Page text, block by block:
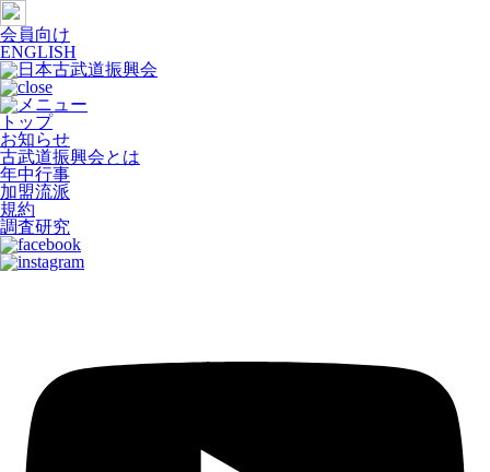
会員向け
ENGLISH
トップ
お知らせ
古武道振興会とは
年中行事
加盟流派
規約
調査研究